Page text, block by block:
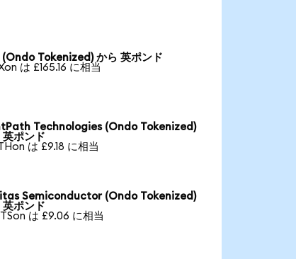
(Ondo Tokenized) から 英ポンド
は £165.16 に相当
Technologies (Ondo Tokenized)
英ポンド
は £9.18 に相当
Semiconductor (Ondo Tokenized)
英ポンド
は £9.06 に相当